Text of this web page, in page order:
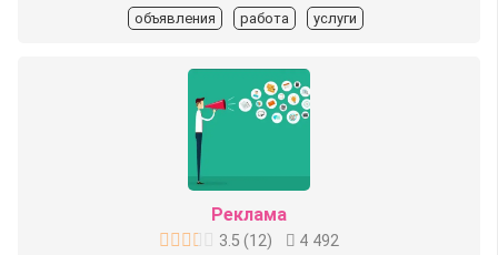
объявления работа услуги
Реклама
3.5 (12)
4 492